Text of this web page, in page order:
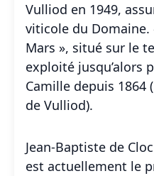
Vulliod en 1949,
viticole du Domaine.
Mars », situé sur le
exploité jusqu’alors
Camille depuis 1864
de Vulliod).
Jean-Baptiste de
est actuellement le